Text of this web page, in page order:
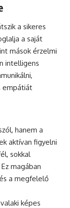
a sikeres
a saját
mások érzelmi
intelligens
empátiát
hanem a
aktívan figyelni
sokkal
magában
a megfelelő
képes